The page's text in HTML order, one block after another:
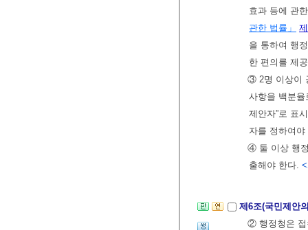
효과 등에 관
관한 법률」
을 통하여 행
한 편의를 제
③ 2명 이상이
사항을 백분율
제안자”로 표
자를 정하여야
④ 둘 이상 행
출해야 한다.
제6조(국민제안
② 행정청은 접